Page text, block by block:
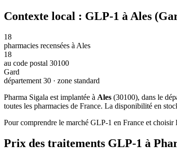
Contexte local : GLP-1 à Ales
18
pharmacies recensées à Ales
18
au code postal 30100
Gard
département 30 · zone standard
Pharma Sigala est implantée à Ales (30100), dans le
toutes les pharmacies de France. La disponibilité en
Pour comprendre le marché GLP-1 en France et choisir
Prix des traitements GLP-1 à